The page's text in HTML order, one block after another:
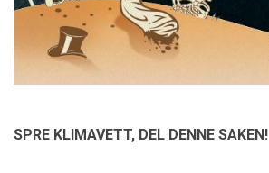
SPRE KLIMAVETT, DEL DENNE SAKEN!